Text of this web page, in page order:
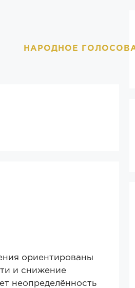
НАРОДНОЕ
ориентированы
и снижение
неопределённость